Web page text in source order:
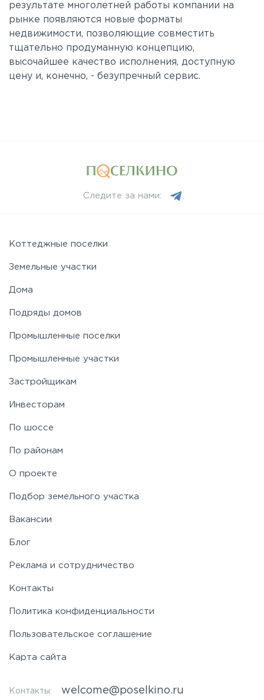
результате многолетней работы компании на
рынке появляются новые форматы
недвижимости, позволяющие совместить
тщательно продуманную концепцию,
высочайшее качество исполнения, доступную
цену и, конечно, - безупречный сервис.
Следите за нами:
Коттеджные поселки
Земельные участки
Дома
Подряды домов
Промышленные поселки
Промышленные участки
Застройщикам
Инвесторам
По шоссе
По районам
О проекте
Подбор земельного участка
Вакансии
Блог
Реклама и сотрудничество
Контакты
Политика конфиденциальности
Пользовательское соглашение
Карта сайта
Контакты: welcome@poselkino.ru